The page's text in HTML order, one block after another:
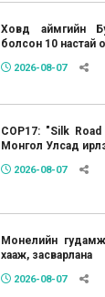
Ховд аймгийн
болсон 10 настай
2026-08-07
COP17: "Silk
Монгол Улсад
2026-08-07
Монелийн
хааж, засварлана
2026-08-07